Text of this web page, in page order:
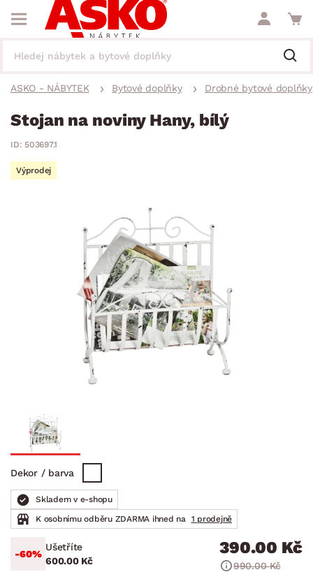
ASKO - NÁBYTEK Bytové doplňky Drobné bytové doplňky
Stojan na noviny Hany, bílý
ID: 503697.1
Výprodej
Dekor / barva
Skladem v e-shopu
K osobnímu odběru ZDARMA ihned na
1 prodejně
-60%
Ušetříte
600.00 Kč
390.00 Kč
990.00 Kč